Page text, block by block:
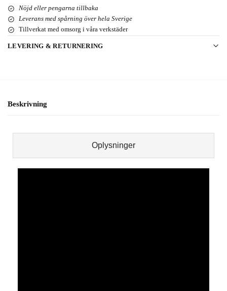
Nöjd eller pengarna tillbaka
Leverans med spårning över hela Sverige
Tillverkat med omsorg i våra verkstäder
LEVERING & RETURNERING
Beskrivning
Oplysninger